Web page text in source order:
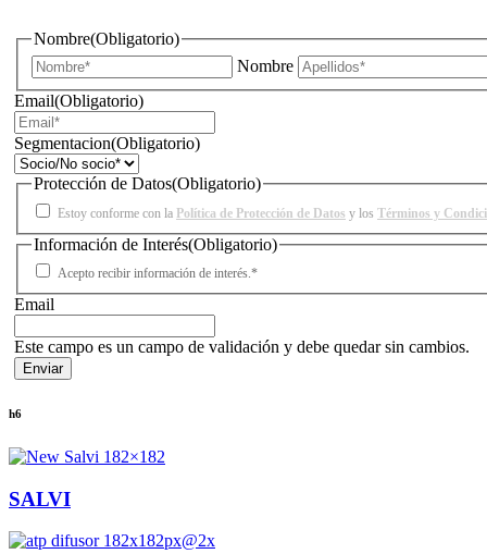
Nombre(Obligatorio)
Nombre
Email(Obligatorio)
Segmentacion(Obligatorio)
Protección de Datos(Obligatorio)
Estoy conforme con la Política de Protección de Datos y los Términos y
Información de Interés(Obligatorio)
Acepto recibir información de interés.*
Email
Este campo es un campo de validación y debe quedar sin cambios.
h6
SALVI